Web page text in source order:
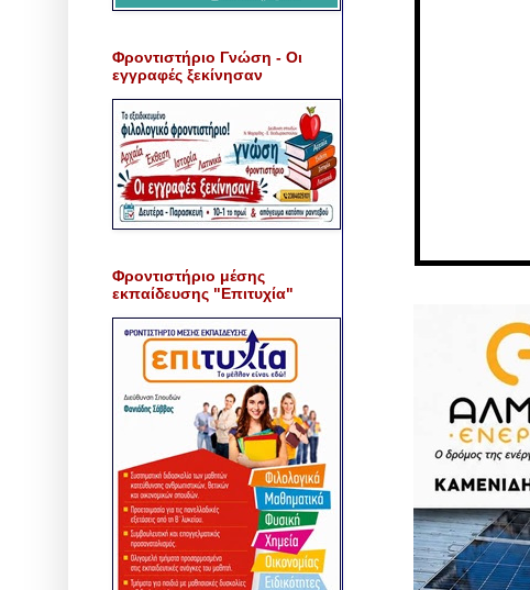
Φροντιστήριο Γνώση - Οι
εγγραφές ξεκίνησαν
Φροντιστήριο μέσης
εκπαίδευσης "Επιτυχία"